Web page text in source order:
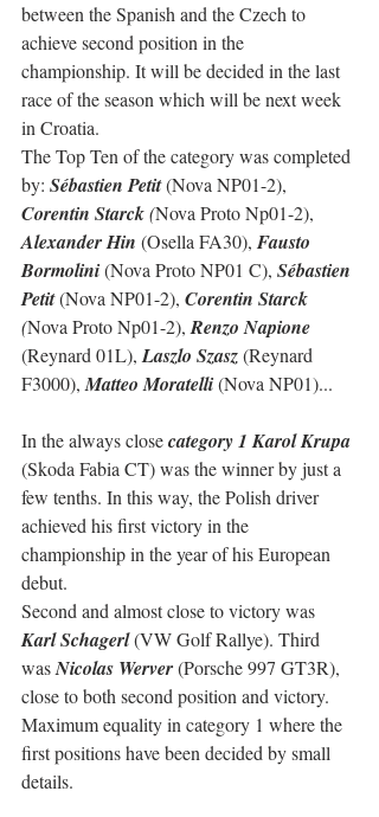
between the Spanish and the Czech to
achieve second position in the
championship. It will be decided in the last
race of the season which will be next week
in Croatia.
The Top Ten of the category was completed
by: Sébastien Petit (Nova NP01-2),
Corentin Starck (Nova Proto Np01-2),
Alexander Hin (Osella FA30), Fausto
Bormolini (Nova Proto NP01 C), Sébastien
Petit (Nova NP01-2), Corentin Starck
(Nova Proto Np01-2), Renzo Napione
(Reynard 01L), Laszlo Szasz (Reynard
F3000), Matteo Moratelli (Nova NP01)...
In the always close category 1 Karol Krupa
(Skoda Fabia CT) was the winner by just a
few tenths. In this way, the Polish driver
achieved his first victory in the
championship in the year of his European
debut.
Second and almost close to victory was
Karl Schagerl (VW Golf Rallye). Third
was Nicolas Werver (Porsche 997 GT3R),
close to both second position and victory.
Maximum equality in category 1 where the
first positions have been decided by small
details.